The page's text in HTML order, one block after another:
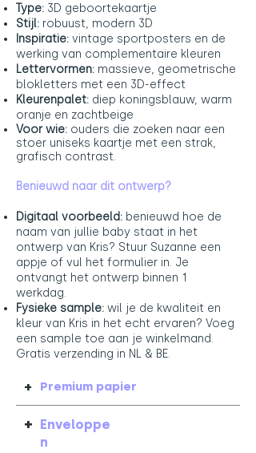
Type: 3D geboortekaartje
Stijl: robuust, modern 3D
Inspiratie: vintage sportposters en de
werking van complementaire kleuren
Lettervormen: massieve, geometrische
blokletters met een 3D-effect
Kleurenpalet: diep koningsblauw, warm
oranje en zachtbeige
Voor wie: ouders die zoeken naar een
stoer uniseks kaartje met een strak,
grafisch contrast.
Benieuwd naar dit ontwerp?
Digitaal voorbeeld: benieuwd hoe de
naam van jullie baby staat in het
ontwerp van Kris? Stuur Suzanne een
appje of vul het formulier in. Je
ontvangt het ontwerp binnen 1
werkdag.
Fysieke sample: wil je de kwaliteit en
kleur van Kris in het echt ervaren? Voeg
een sample toe aan je winkelmand.
Gratis verzending in NL & BE.
+ Premium papier
+ Enveloppe
n